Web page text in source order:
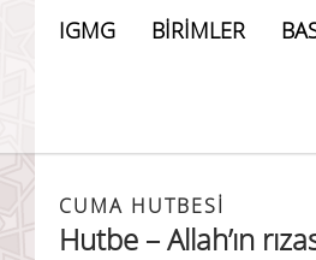
IGMG BİRİMLER
CUMA HUTBESİ
Hutbe – Allah’ın